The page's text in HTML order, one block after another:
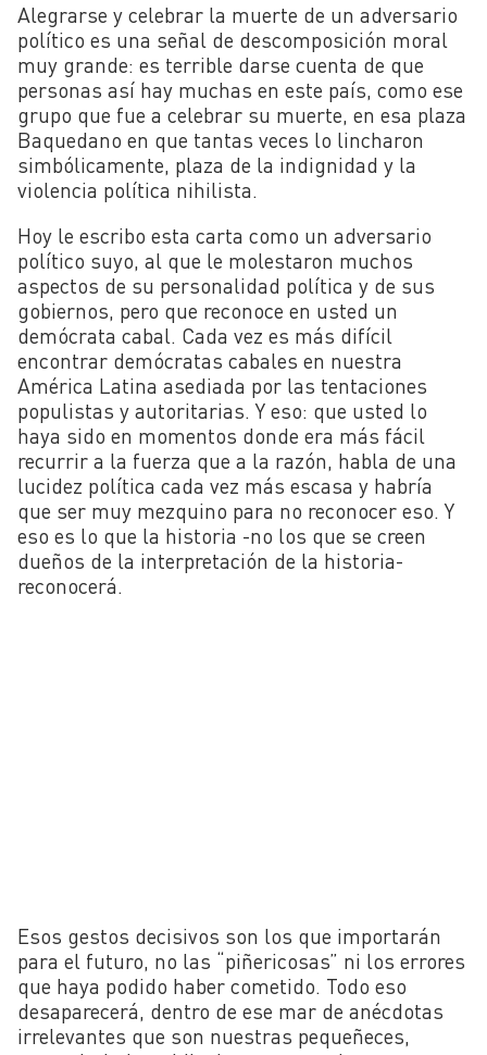
Alegrarse y celebrar la muerte de un adversario
político es una señal de descomposición moral
muy grande: es terrible darse cuenta de que
personas así hay muchas en este país, como ese
grupo que fue a celebrar su muerte, en esa plaza
Baquedano en que tantas veces lo lincharon
simbólicamente, plaza de la indignidad y la
violencia política nihilista.
Hoy le escribo esta carta como un adversario
político suyo, al que le molestaron muchos
aspectos de su personalidad política y de sus
gobiernos, pero que reconoce en usted un
demócrata cabal. Cada vez es más difícil
encontrar demócratas cabales en nuestra
América Latina asediada por las tentaciones
populistas y autoritarias. Y eso: que usted lo
haya sido en momentos donde era más fácil
recurrir a la fuerza que a la razón, habla de una
lucidez política cada vez más escasa y habría
que ser muy mezquino para no reconocer eso. Y
eso es lo que la historia -no los que se creen
dueños de la interpretación de la historia-
reconocerá.
Esos gestos decisivos son los que importarán
para el futuro, no las “piñericosas” ni los errores
que haya podido haber cometido. Todo eso
desaparecerá, dentro de ese mar de anécdotas
irrelevantes que son nuestras pequeñeces,